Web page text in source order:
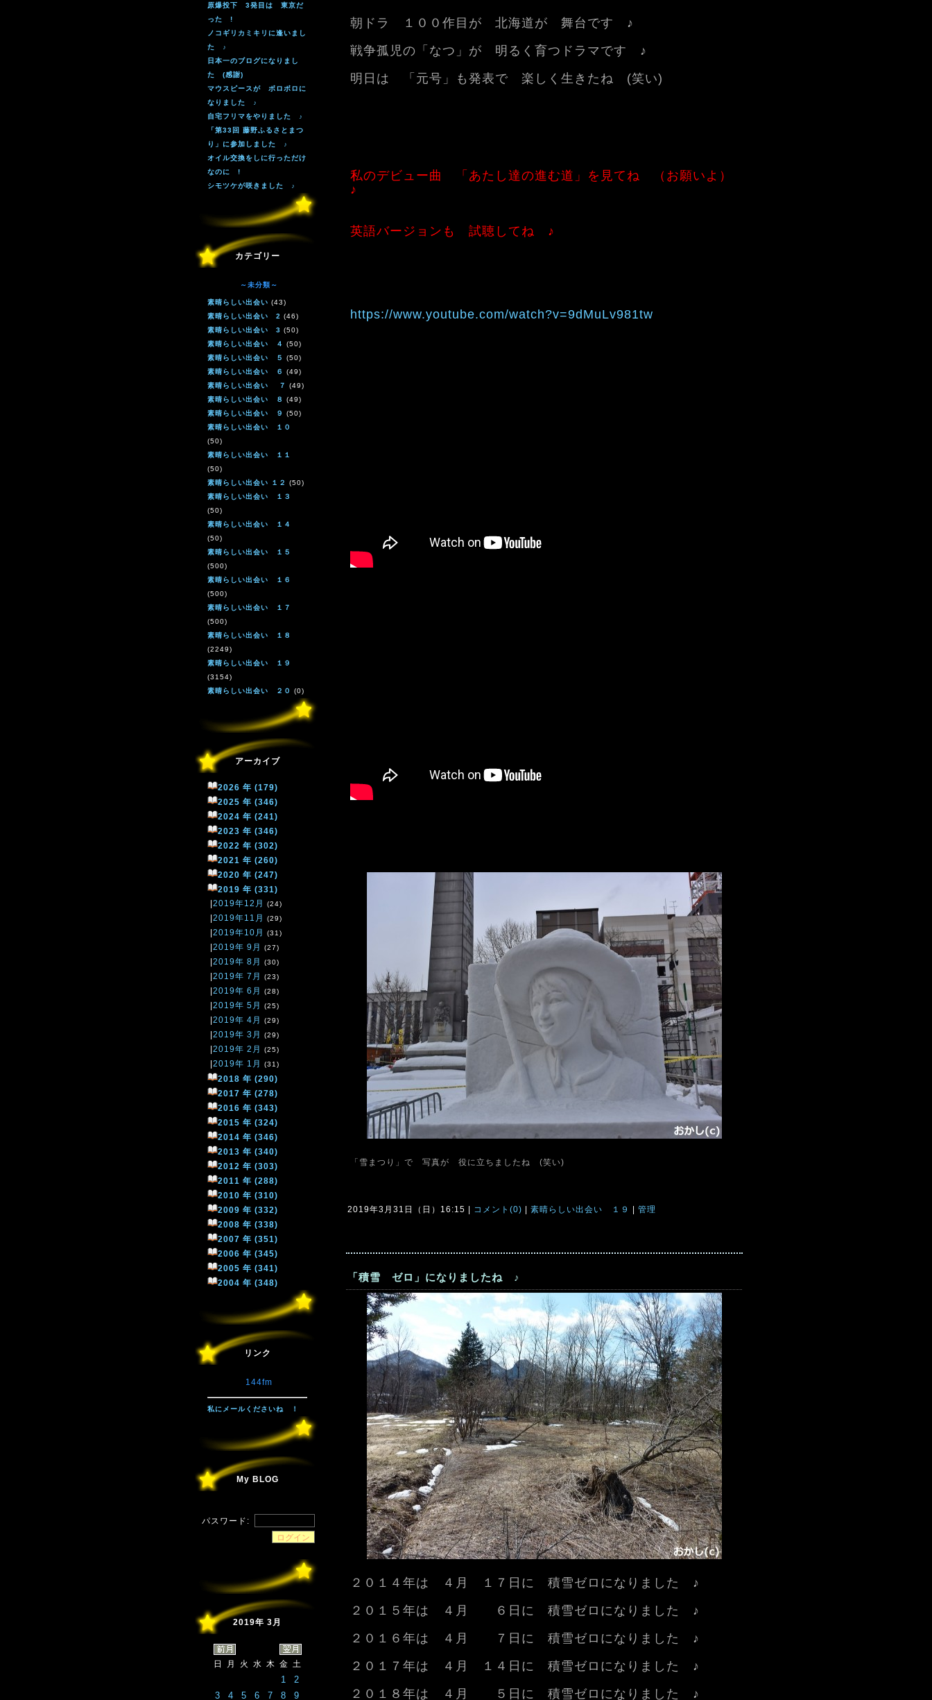
原爆投下 3発目は 東京だ
った !
ノコギリカミキリに逢いまし
た ♪
日本一のブログになりまし
た (感謝)
マウスピースが ボロボロに
なりました ♪
自宅フリマをやりました ♪
「第33回 藤野ふるさとまつ
り」に参加しました ♪
オイル交換をしに行っただけ
なのに !
シモツケが咲きました ♪
カテゴリー
～未分類～
素晴らしい出会い (43)
素晴らしい出会い 2 (46)
素晴らしい出会い 3 (50)
素晴らしい出会い ４ (50)
素晴らしい出会い ５ (50)
素晴らしい出会い ６ (49)
素晴らしい出会い ７ (49)
素晴らしい出会い ８ (49)
素晴らしい出会い ９ (50)
素晴らしい出会い １０
(50)
素晴らしい出会い １１
(50)
素晴らしい出会い １２ (50)
素晴らしい出会い １３
(50)
素晴らしい出会い １４
(50)
素晴らしい出会い １５
(500)
素晴らしい出会い １６
(500)
素晴らしい出会い １７
(500)
素晴らしい出会い １８
(2249)
素晴らしい出会い １９
(3154)
素晴らしい出会い ２０ (0)
アーカイブ
2026 年 (179)
2025 年 (346)
2024 年 (241)
2023 年 (346)
2022 年 (302)
2021 年 (260)
2020 年 (247)
2019 年 (331)
2019年12月 (24)
2019年11月 (29)
2019年10月 (31)
2019年 9月 (27)
2019年 8月 (30)
2019年 7月 (23)
2019年 6月 (28)
2019年 5月 (25)
2019年 4月 (29)
2019年 3月 (29)
2019年 2月 (25)
2019年 1月 (31)
2018 年 (290)
2017 年 (278)
2016 年 (343)
2015 年 (324)
2014 年 (346)
2013 年 (340)
2012 年 (303)
2011 年 (288)
2010 年 (310)
2009 年 (332)
2008 年 (338)
2007 年 (351)
2006 年 (345)
2005 年 (341)
2004 年 (348)
リンク
144fm
私にメールくださいね ！
My BLOG
パスワード:
2019年 3月
日 月 火 水 木 金 土
1
2
3
4 5 6 7 8 9
朝ドラ １００作目が 北海道が 舞台です ♪
戦争孤児の「なつ」が 明るく育つドラマです ♪
明日は 「元号」も発表で 楽しく生きたね (笑い)
私のデビュー曲 「あたし達の進む道」を見てね （お願いよ）
♪
英語バージョンも 試聴してね ♪
https://www.youtube.com/watch?v=9dMuLv981tw
「雪まつり」で 写真が 役に立ちましたね (笑い)
2019年3月31日（日）16:15 | コメント(0) 素晴らしい出会い １９ 管理
「積雪 ゼロ」になりましたね ♪
２０１４年は ４月 １７日に 積雪ゼロになりました ♪
２０１５年は ４月 ６日に 積雪ゼロになりました ♪
２０１６年は ４月 ７日に 積雪ゼロになりました ♪
２０１７年は ４月 １４日に 積雪ゼロになりました ♪
２０１８年は ４月 ５日に 積雪ゼロになりました ♪